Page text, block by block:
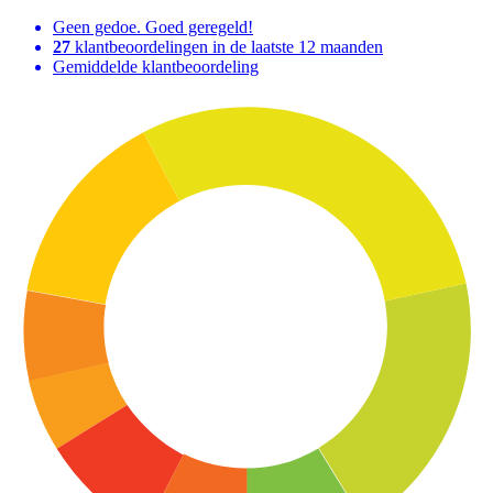
Geen gedoe. Goed geregeld!
27 klantbeoordelingen in de laatste 12 maanden
Gemiddelde klantbeoordeling